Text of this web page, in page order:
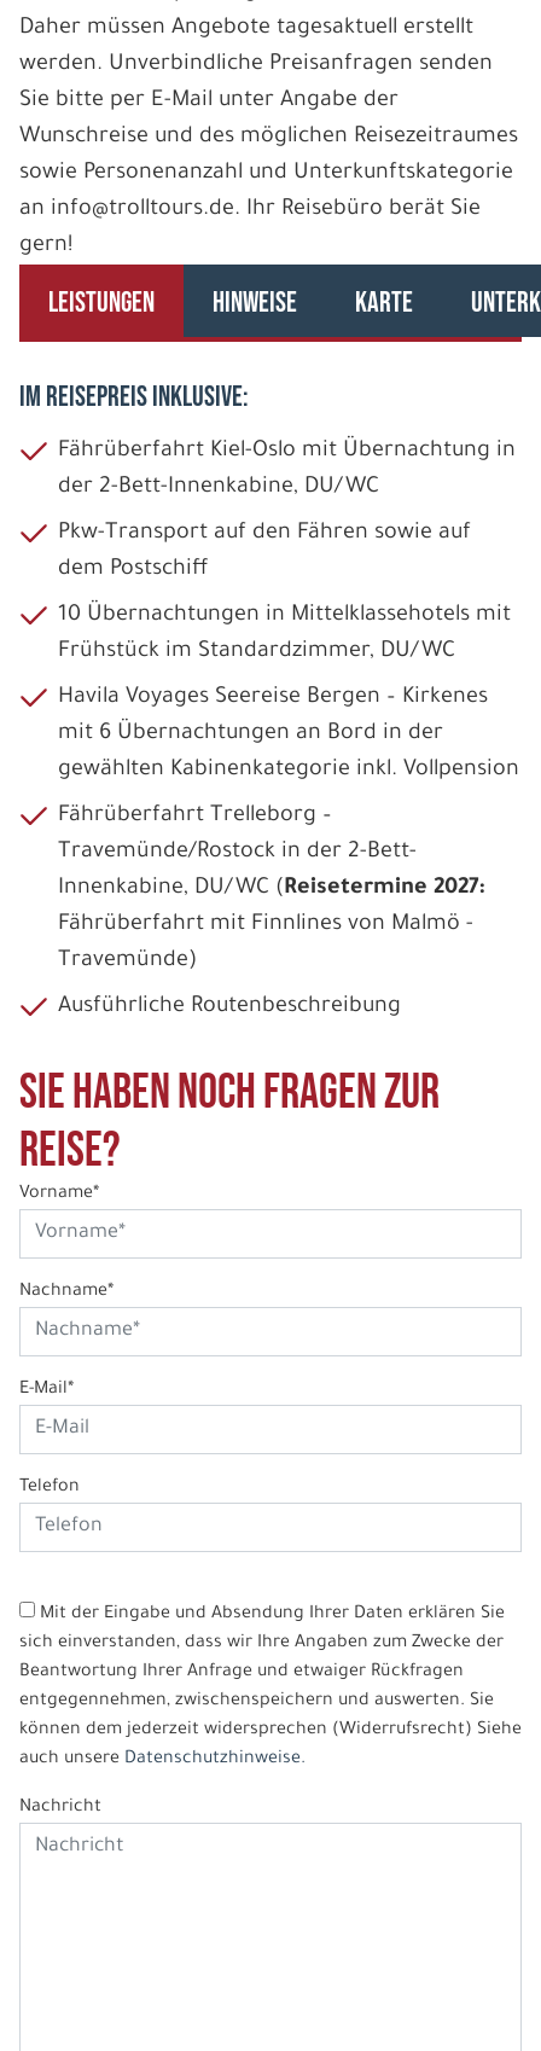
Daher müssen Angebote tagesaktuell erstellt
werden. Unverbindliche Preisanfragen senden
Sie bitte per E-Mail unter Angabe der
Wunschreise und des möglichen Reisezeitraumes
sowie Personenanzahl und Unterkunftskategorie
an info@trolltours.de. Ihr Reisebüro berät Sie
gern!
LEISTUNGEN HINWEISE KARTE
IM REISEPREIS INKLUSIVE:
Fährüberfahrt Kiel-Oslo mit Übernachtung in
der 2-Bett-Innenkabine, DU/WC
Pkw-Transport auf den Fähren sowie auf
dem Postschiff
10 Übernachtungen in Mittelklassehotels mit
Frühstück im Standardzimmer, DU/WC
Havila Voyages Seereise Bergen – Kirkenes
mit 6 Übernachtungen an Bord in der
gewählten Kabinenkategorie inkl. Vollpension
Fährüberfahrt Trelleborg –
Travemünde/Rostock in der 2-Bett-
Innenkabine, DU/WC (Reisetermine 2027:
Fährüberfahrt mit Finnlines von Malmö -
Travemünde)
Ausführliche Routenbeschreibung
Sie haben noch Fragen zur
Reise?
Vorname*
Nachname*
E-Mail*
Telefon
Mit der Eingabe und Absendung Ihrer Daten erklären Sie
sich einverstanden, dass wir Ihre Angaben zum Zwecke der
Beantwortung Ihrer Anfrage und etwaiger Rückfragen
entgegennehmen, zwischenspeichern und auswerten. Sie
können dem jederzeit widersprechen (Widerrufsrecht) Siehe
auch unsere Datenschutzhinweise.
Nachricht